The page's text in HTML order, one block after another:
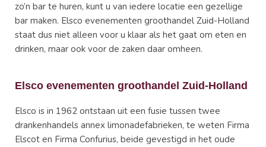
zo’n bar te huren, kunt u van iedere locatie een gezellige
bar maken. Elsco evenementen groothandel Zuid-Holland
staat dus niet alleen voor u klaar als het gaat om eten en
drinken, maar ook voor de zaken daar omheen.
Elsco evenementen groothandel Zuid-Holland
Elsco is in 1962 ontstaan uit een fusie tussen twee
drankenhandels annex limonadefabrieken, te weten Firma
Elscot en Firma Confurius, beide gevestigd in het oude